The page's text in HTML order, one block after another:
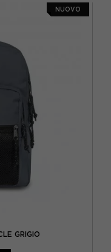
NUOVO
GRIGIO